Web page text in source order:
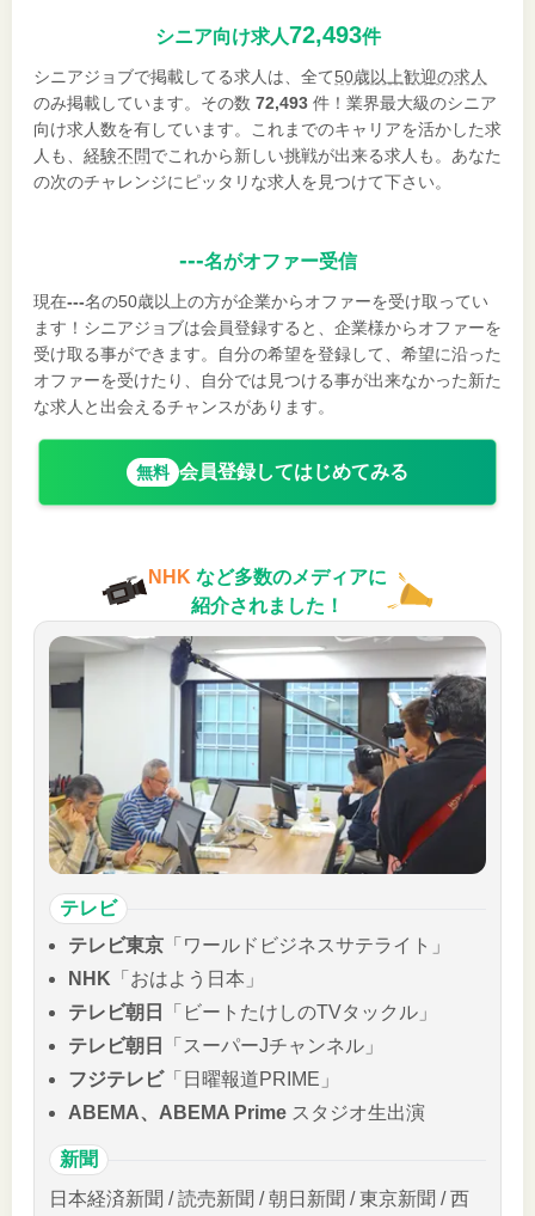
シニア向け求人72,493件
シニアジョブで掲載してる求人は、全て50歳以上歓迎の求人
のみ掲載しています。その数 72,493 件！業界最大級のシニア
向け求人数を有しています。これまでのキャリアを活かした求
人も、 経験不問でこれから新しい挑戦が出来る求人も。あなた
の次のチャレンジにピッタリな求人を見つけて下さい。
---名がオファー受信
現在---名の50歳以上の方が企業からオファーを受け取ってい
ます！シニアジョブは会員登録すると、企業様からオファーを
受け取る事ができます。自分の希望を登録して、希望に沿った
オファーを受けたり、自分では見つける事が出来なかった新た
な求人と出会えるチャンスがあります。
無料 会員登録してはじめてみる
NHK など多数のメディアに
紹介されました！
テレビ
テレビ東京 「ワールドビジネスサテライト」
NHK 「おはよう日本」
テレビ朝日
「ビートたけしのTVタックル」
テレビ朝日
「スーパーJチャンネル」
フジテレビ「日曜報道PRIME」
ABEMA、ABEMA Prime スタジオ生出演
新聞
日本経済新聞 / 読売新聞 / 朝日新聞 / 東京新聞 / 西